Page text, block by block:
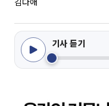
기사 듣기